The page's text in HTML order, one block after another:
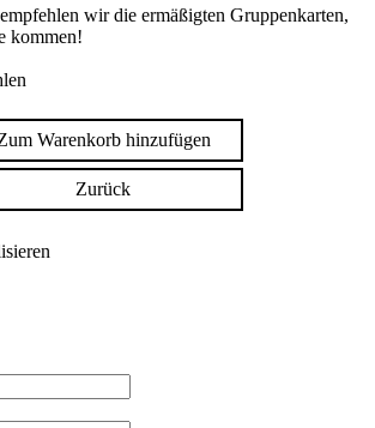
wir die ermäßigten Gruppenkarten,
kommen!
Warenkorb hinzufügen
Zurück